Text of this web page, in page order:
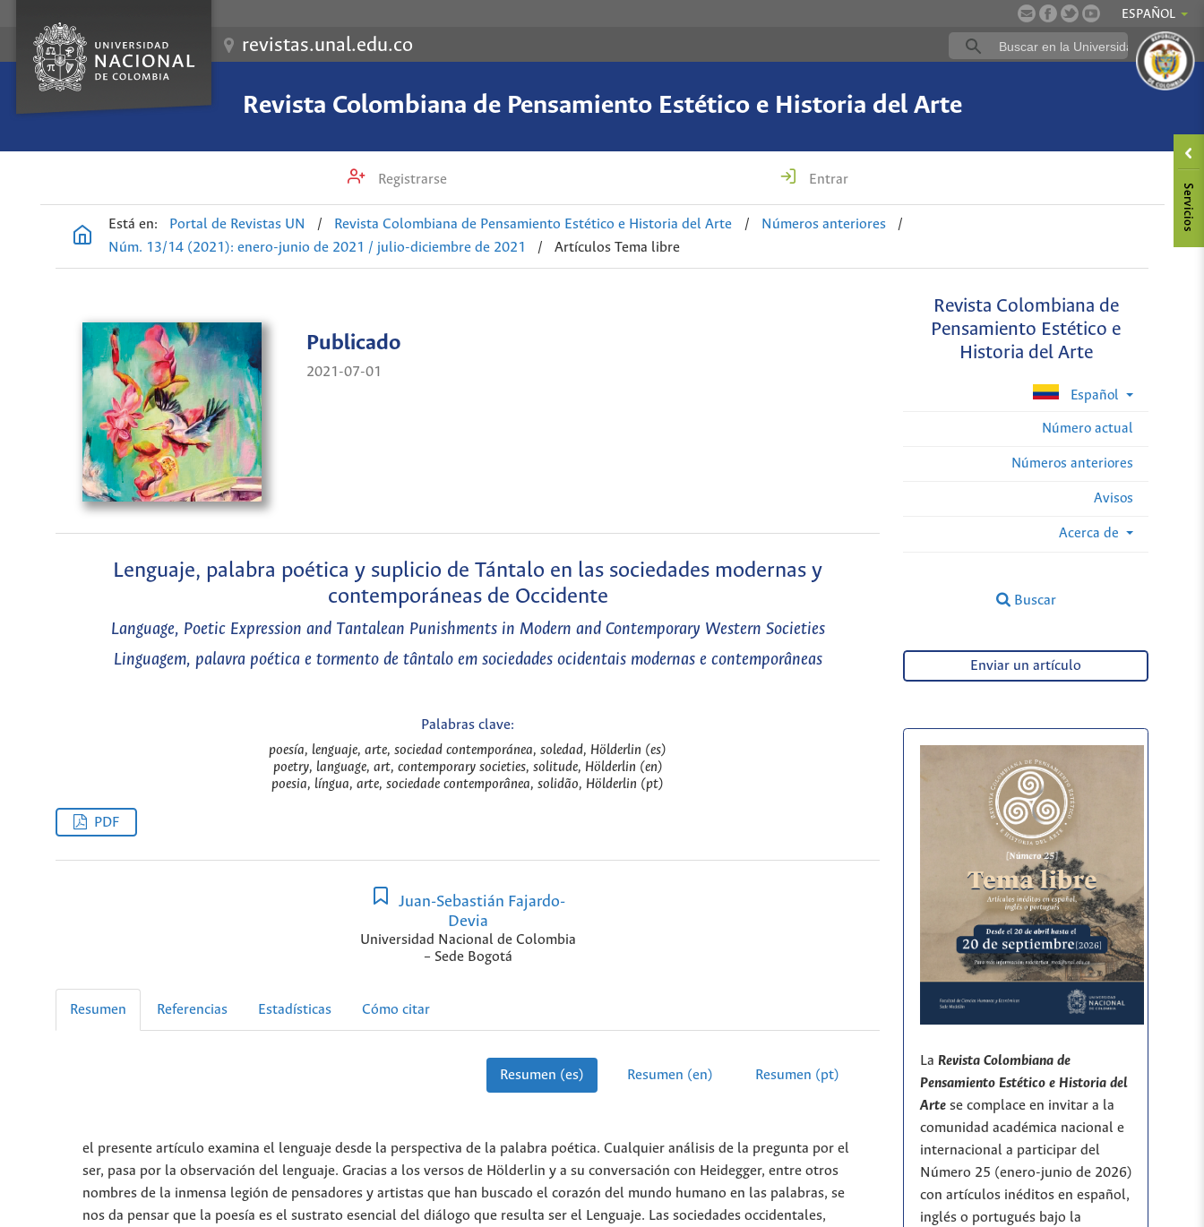
ESPAÑOL
revistas.unal.edu.co
Revista Colombiana de Pensamiento Estético e Historia del Arte
Registrarse Entrar
Está en: Portal de Revistas UN / Revista Colombiana de Pensamiento Estético e Historia del Arte / Números anteriores
/
Núm. 13/14 (2021): enero-junio de 2021 / julio-diciembre de 2021
/ Artículos Tema libre
Revista Colombiana de
Pensamiento Estético e
Historia del Arte
Español
Número actual
Números anteriores
Avisos
Acerca de
Buscar
Publicado
2021-07-01
Lenguaje, palabra poética y suplicio de Tántalo en las sociedades modernas y
contemporáneas de Occidente
Language, Poetic Expression and Tantalean Punishments in Modern and Contemporary Western Societies
Linguagem, palavra poética e tormento de tântalo em sociedades ocidentais modernas e contemporâneas
Palabras clave:
poesía, lenguaje, arte, sociedad contemporánea, soledad, Hölderlin (es)
poetry, language, art, contemporary societies, solitude, Hölderlin (en)
poesia, língua, arte, sociedade contemporânea, solidão, Hölderlin (pt)
PDF
Juan-Sebastián Fajardo-
Devia
Universidad Nacional de Colombia
– Sede Bogotá
Resumen Referencias Estadísticas Cómo citar
Resumen (es) Resumen (en) Resumen (pt)
el presente artículo examina el lenguaje desde la perspectiva de la palabra poética. Cualquier análisis de la pregunta por el
ser, pasa por la observación del lenguaje. Gracias a los versos de Hölderlin y a su conversación con Heidegger, entre otros
nombres de la inmensa legión de pensadores y artistas que han buscado el corazón del mundo humano en las palabras, se
nos da pensar que la poesía es el sustrato esencial del diálogo que resulta ser el Lenguaje. Las sociedades occidentales,
Enviar un artículo
La Revista Colombiana de
Pensamiento Estético e Historia del
Arte se complace en invitar a la
comunidad académica nacional e
internacional a participar del
Número 25 (enero-junio de 2026)
con artículos inéditos en español,
inglés o portugués bajo la